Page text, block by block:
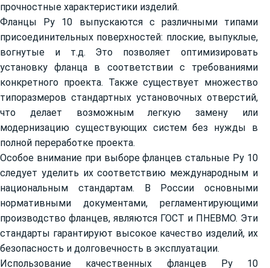
прочностные характеристики изделий.
Фланцы Ру 10 выпускаются с различными типами
присоединительных поверхностей: плоские, выпуклые,
вогнутые и т.д. Это позволяет оптимизировать
установку фланца в соответствии с требованиями
конкретного проекта. Также существует множество
типоразмеров стандартных установочных отверстий,
что делает возможным легкую замену или
модернизацию существующих систем без нужды в
полной переработке проекта.
Особое внимание при выборе фланцев стальные Ру 10
следует уделить их соответствию международным и
национальным стандартам. В России основными
нормативными документами, регламентирующими
производство фланцев, являются ГОСТ и ПНЕВМО. Эти
стандарты гарантируют высокое качество изделий, их
безопасность и долговечность в эксплуатации.
Использование качественных фланцев Ру 10